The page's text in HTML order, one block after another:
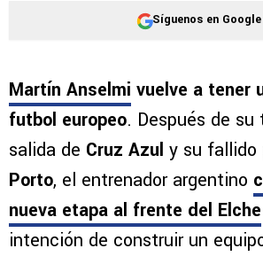
Síguenos en Google
Martín Anselmi vuelve a tener
futbol europeo. Después de
salida de Cruz Azul y su fallido
Porto, el entrenador argentino
nueva etapa al frente del Elche
intención de construir un